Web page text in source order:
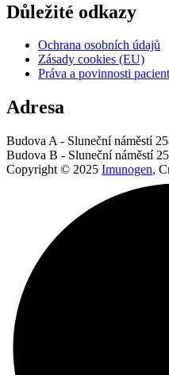
Důležité odkazy
Ochrana osobních údajů
Zásady cookies (EU)
Práva a povinnosti
Adresa
Budova A - Sluneční náměstí
Budova B - Sluneční náměstí
Copyright © 2025 Imunogen,